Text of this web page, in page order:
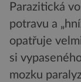
Parazitická
potravu a
opatřuje
si
mozku